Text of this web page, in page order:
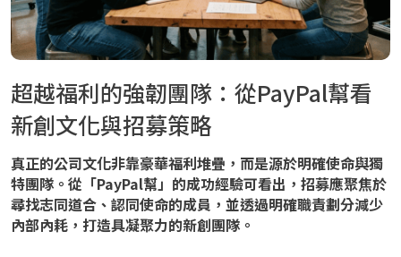
超越福利的強韌團隊：從PayPal幫看
新創文化與招募策略
真正的公司文化非靠豪華福利堆疊，而是源於明確使命與獨
特團隊。從「PayPal幫」的成功經驗可看出，招募應聚焦於
尋找志同道合、認同使命的成員，並透過明確職責劃分減少
內部內耗，打造具凝聚力的新創團隊。